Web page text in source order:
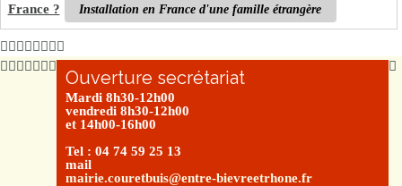
France ?
Installation en France d'une famille étrangère
Ouverture secrétariat
Mardi 8h30-12h00
vendredi 8h30-12h00
et 14h00-16h00
Tel : 04 74 59 25 13
mail
mairie.couretbuis@entre-bievreetrhone.fr